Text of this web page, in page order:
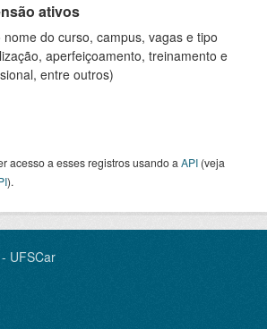
ativos
do curso, campus, vagas e tipo
aperfeiçoamento, treinamento e
entre outros)
acesso a esses registros usando a API (veja
).
UFSCar